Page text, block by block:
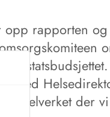
opp rapporten
med
i regelverket der